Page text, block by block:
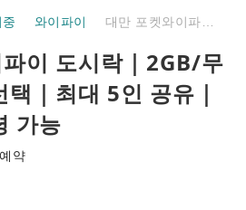
와이파이
이 도시락｜2GB/무
｜최대 5인 공유｜
가능
약